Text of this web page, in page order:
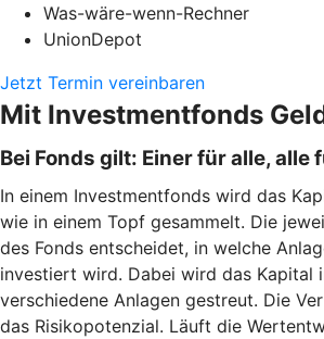
Was-wäre-wenn-Rechner
UnionDepot
Jetzt Termin vereinbaren
Mit Investmentfonds
Bei Fonds gilt: Einer für alle, alle
In einem Investmentfonds wird das
wie in einem Topf gesammelt. Die
des Fonds entscheidet, in welche
investiert wird. Dabei wird das Kapital
verschiedene Anlagen gestreut. Die
das Risikopotenzial. Läuft die